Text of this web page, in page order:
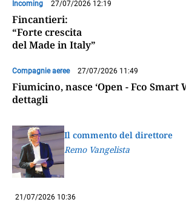
Incoming 27/07/2026 12:19
Fincantieri:
“Forte crescita
del Made in Italy”
Compagnie aeree 27/07/2026 11:49
Fiumicino, nasce ‘Open - Fco Smart
dettagli
Il commento del direttore
Remo Vangelista
21/07/2026 10:36